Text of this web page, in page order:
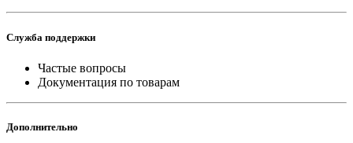
Служба поддержки
Частые вопросы
Документация по товарам
Дополнительно